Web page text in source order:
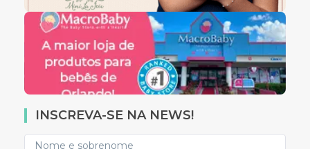
INSCREVA-SE NA NEWS!